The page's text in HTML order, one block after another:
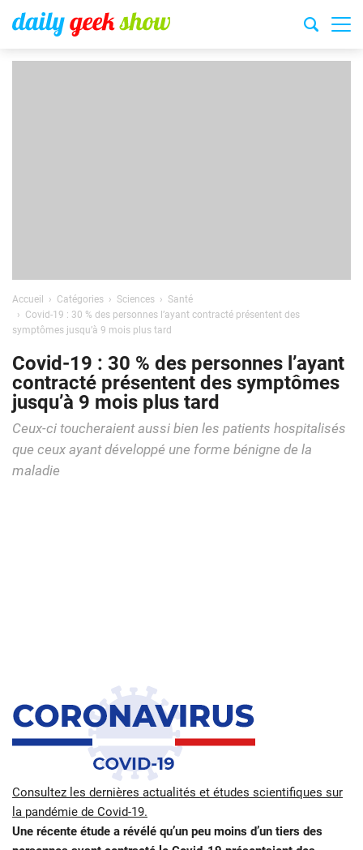
Accueil Catégories Sciences
Santé
Covid-19 : 30 % des personnes l’ayant contracté présentent des
symptômes jusqu’à 9 mois plus tard
Covid-19 : 30 % des personnes l’ayant
contracté présentent des symptômes
jusqu’à 9 mois plus tard
Ceux-ci toucheraient aussi bien les patients hospitalisés
que ceux ayant développé une forme bénigne de la
maladie
Consultez les dernières actualités et études scientifiques sur
la pandémie de Covid-19.
Une récente étude a révélé qu’un peu moins d’un tiers des